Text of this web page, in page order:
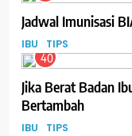
Jadwal Imunisasi
IBU TIPS
40
Jika Berat Badan
Bertambah
IBU TIPS